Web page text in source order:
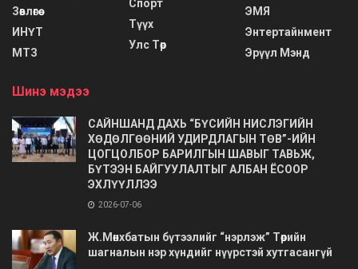
Зөвлөгөө
ИНҮТ
МТЗ
Спорт
Түүх
Улс Төр
ЭМЯ
Энтертайнмент
Эрүүл Мэнд
Шинэ мэдээ
САЙНШАНД ДАХЬ “БҮСИЙН НИСЛЭГИЙН
ХӨДӨЛГӨӨНИЙ УДИРДЛАГЫН ТӨВ”-ИЙН
ЦОГЦОЛБОР БАРИЛГЫН ШАВЫГ ТАВЬЖ,
БҮТЭЭН БАЙГУУЛАЛТЫГ АЛБАН ЁСООР
ЭХЛҮҮЛЛЭЭ
2026-07-06
Ж.Мөнхбатын бүтээлийг “нэрлэж” Төрийн
шагналын нэр хүндийг нүүрстэй хутгасангүй